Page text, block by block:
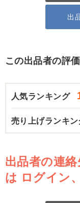
出
この出品者の評価
人気ランキング
売り上げランキン
出品者の連
は ログイン